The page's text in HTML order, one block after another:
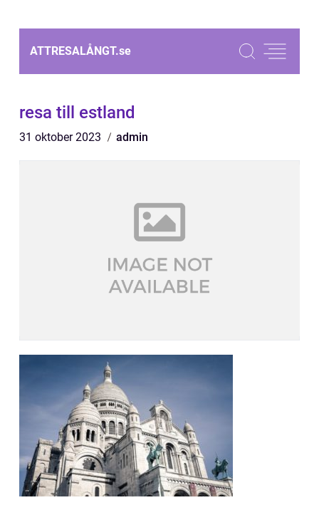
ATTRESALÅNGT.se
resa till estland
31 oktober 2023 admin